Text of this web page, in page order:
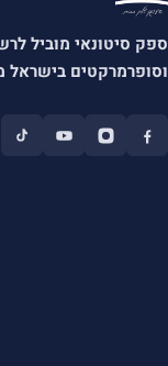
ספק סיטונאי מוביל
וסופרמרקטים בישראל מאז